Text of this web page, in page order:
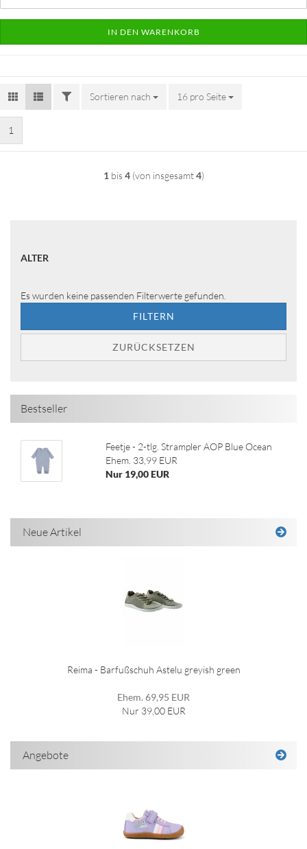
IN DEN WARENKORB
FILTERSortieren nach
Sortieren nach 16 pro Seite
pro Seite
1
1 bis4(von insgesamt4)
ALTER
ALTER
Es wurden keine passenden Filterwerte gefunden.
FILTERN
ZURÜCKSETZEN
Bestseller
Feetje - 2-tlg. Strampler AOP Blue Ocean
Ehem. 33,99 EUR
Nur 19,00 EUR
Neue Artikel
Reima - Barfußschuh Astelu greyish green
Ehem. 69,95 EUR
Nur 39,00 EUR
Angebote